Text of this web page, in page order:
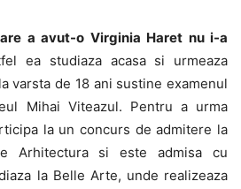
a avut-o Virginia Haret nu i-a
ea studiaza acasa si urmeaza
varsta de 18 ani sustine examenul
Mihai Viteazul. Pentru a urma
la un concurs de admitere la
Arhitectura si este admisa cu
la Belle Arte, unde realizeaza